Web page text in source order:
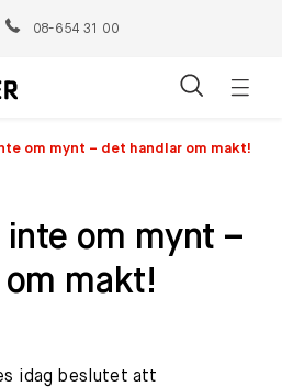
08-654 31 00
om mynt – det handlar om makt!
inte om mynt –
makt!
idag beslutet att